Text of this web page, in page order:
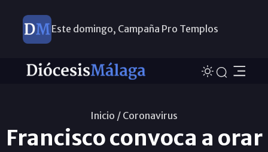
Este domingo, Campaña Pro Templos
Inicio / Coronavirus
Francisco convoca a orar